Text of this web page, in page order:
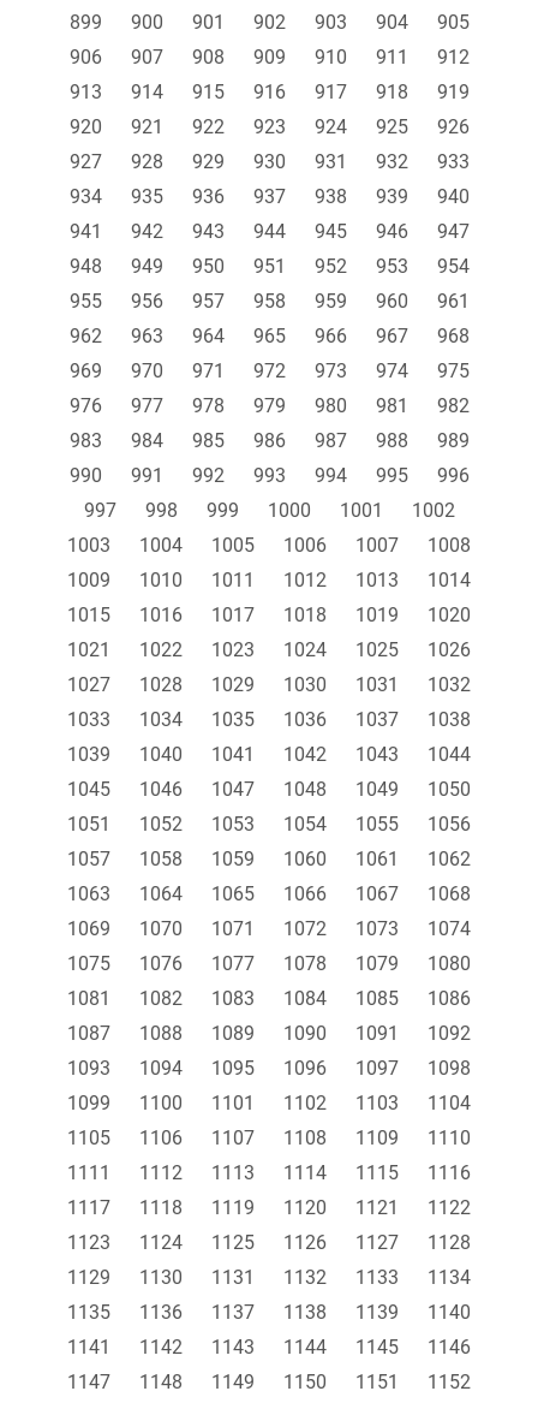
899
900 901 902 903 904
905
906
907 908 909 910 911
912
913
914 915 916 917 918
919
920
921 922 923 924 925
926
927
928 929 930 931 932
933
934
935 936 937 938 939
940
941
942 943 944 945 946
947
948
949 950 951 952 953
954
955
956 957 958 959 960
961
962
963 964 965 966 967
968
969
970 971 972 973 974
975
976
977 978 979 980 981
982
983
984 985 986 987 988
989
990
991 992 993 994 995
996
997
998 999 1000 1001
1002
1003
1004 1005 1006 1007
1008
1009
1010 1011 1012 1013
1014
1015
1016 1017 1018 1019
1020
1021
1022 1023 1024 1025
1026
1027
1028 1029 1030 1031
1032
1033
1034 1035 1036 1037
1038
1039
1040 1041 1042 1043
1044
1045
1046 1047 1048 1049
1050
1051
1052 1053 1054 1055
1056
1057
1058 1059 1060 1061
1062
1063
1064 1065 1066 1067
1068
1069
1070 1071 1072 1073
1074
1075
1076 1077 1078 1079
1080
1081
1082 1083 1084 1085
1086
1087
1088 1089 1090 1091
1092
1093
1094 1095 1096 1097
1098
1099
1100 1101 1102 1103
1104
1105
1106 1107 1108 1109
1110
1111
1112 1113 1114 1115
1116
1117
1118 1119 1120 1121
1122
1123
1124 1125 1126 1127
1128
1129
1130 1131 1132 1133
1134
1135
1136 1137 1138 1139
1140
1141
1142 1143 1144 1145
1146
1147
1148 1149 1150 1151 1152